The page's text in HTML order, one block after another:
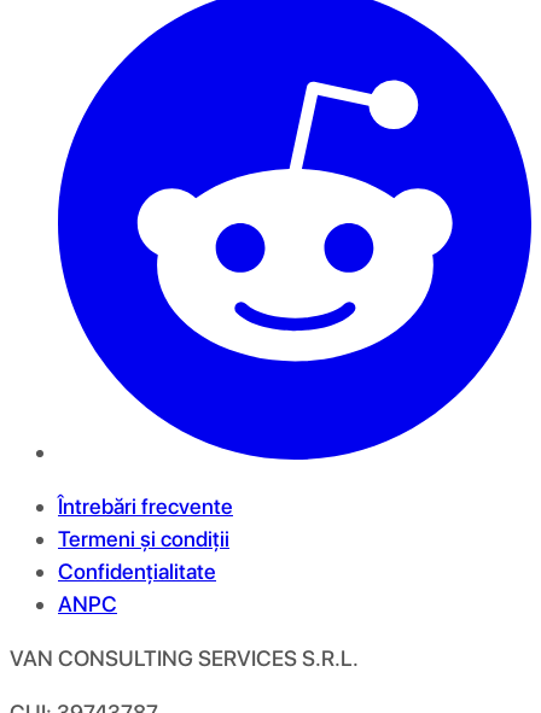
Întrebări frecvente
Termeni și condiții
Confidențialitate
ANPC
VAN CONSULTING SERVICES S.R.L.